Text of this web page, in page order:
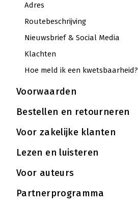
Adres
Routebeschrijving
Nieuwsbrief & Social Media
Klachten
Hoe meld ik een kwets­baar­heid?
Voorwaarden
Bestellen en retourneren
Voor zakelijke klanten
Lezen en luisteren
Voor auteurs
Partnerprogramma